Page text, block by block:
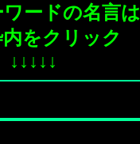
ードの名言は
をクリック
↓↓↓↓↓